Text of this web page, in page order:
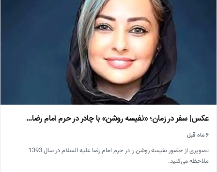
عکس| سفر در زمان؛ «نفیسه روشن» با چادر در حرم امام رضا…
۶ ماه قبل
تصویری از حضور نفیسه روشن را در حرم امام رضا علیه السلام در سال 1393
ملاحظه می‌کنید.